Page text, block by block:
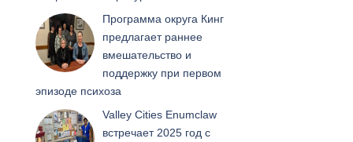
Программа округа Кинг
предлагает раннее
вмешательство и
поддержку при первом
эпизоде психоза
Valley Cities Enumclaw
встречает 2025 год с